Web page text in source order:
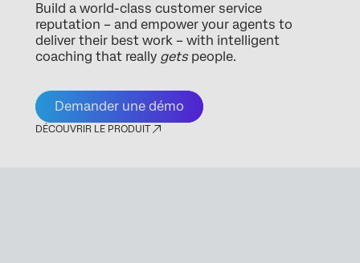
Build a world-class customer service
reputation – and empower your agents to
deliver their best work – with intelligent
coaching that really getspeople.
Demander une démo
DÉCOUVRIR LE PRODUIT